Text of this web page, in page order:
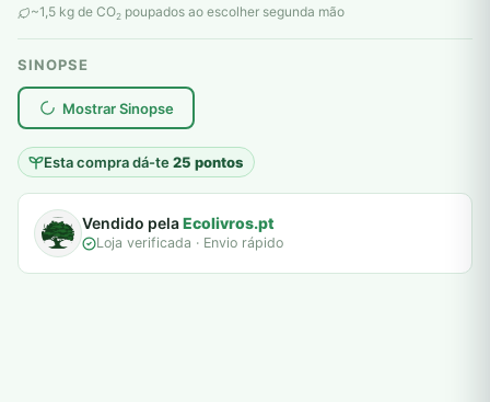
~1,5 kg de CO2 poupados ao escolher segunda mão
SINOPSE
Mostrar Sinopse
Esta compra dá-te25 pontos
plantar árvores reais
Vendido pelaEcolivros.pt
Loja verificada · Envio rápido